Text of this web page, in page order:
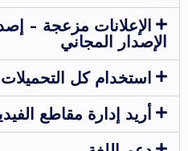
الإعلانات مزعجة -
الإصدار المجاني
استخدام كل
أريد إدارة مقاطع